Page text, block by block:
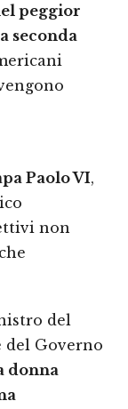
peggior
seconda
Paolo VI,
non
del
del Governo
donna